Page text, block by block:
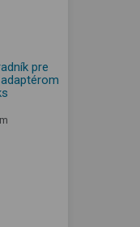
pre